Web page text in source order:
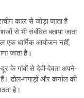
काल से जोड़ा जाता है
से भी संबंधित बताया जाता
एक धार्मिक आयोजन नहीं,
जाता है।
के गांवों से देवी-देवता अपने-
ढोल-नगाड़ों और कर्नाल की
है।